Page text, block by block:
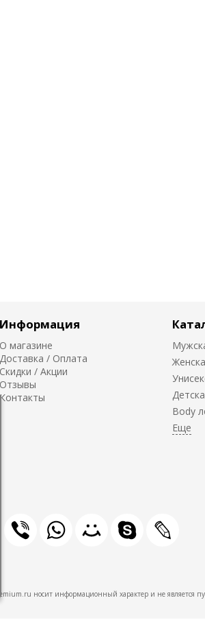
Информация
О магазине
Доставка / Оплата
Скидки / Акции
Отзывы
Контакты
Body
носит информационный характер и не является